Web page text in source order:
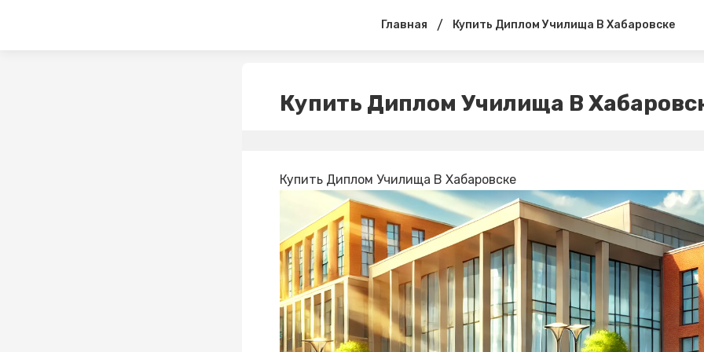
Главная / Купить Диплом Училища В Хабаровске
Купить Диплом Училища В
Купить Диплом Училища В Хабаровске